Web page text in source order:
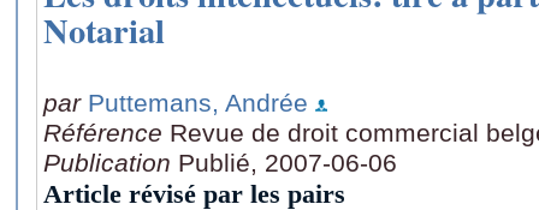
Notarial
par Puttemans, Andrée
Référence Revue de droit commercial
Publication Publié, 2007-06-06
Article révisé par les pairs